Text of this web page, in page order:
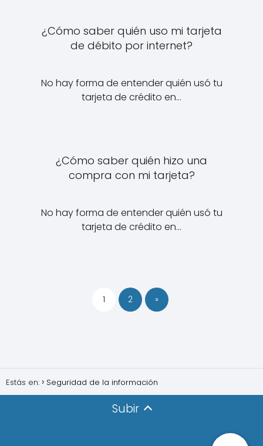
¿Cómo saber quién uso mi tarjeta
de débito por internet?
No hay forma de entender quién usó tu
tarjeta de crédito en…
¿Cómo saber quién hizo una
compra con mi tarjeta?
No hay forma de entender quién usó tu
tarjeta de crédito en…
1 2 »
Estás en: Seguridad de la información
Subir